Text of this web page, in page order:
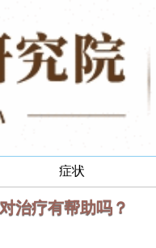
症状
治疗有帮助吗？